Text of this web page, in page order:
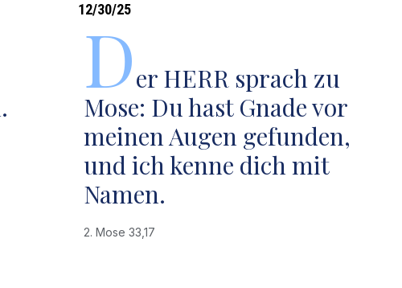
12/30/25
Der HERR sprach zu
Mose: Du hast Gnade vor
meinen Augen gefunden,
und ich kenne dich mit
Namen.
2. Mose 33,17